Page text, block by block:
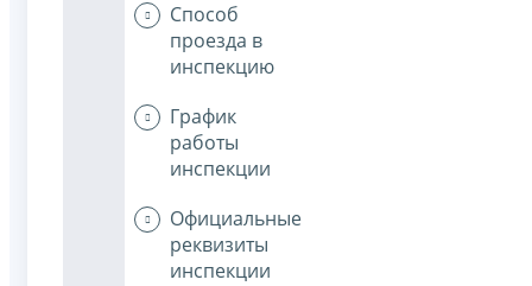
Способ
проезда в
инспекцию
График
работы
инспекции
Официальные
реквизиты
инспекции